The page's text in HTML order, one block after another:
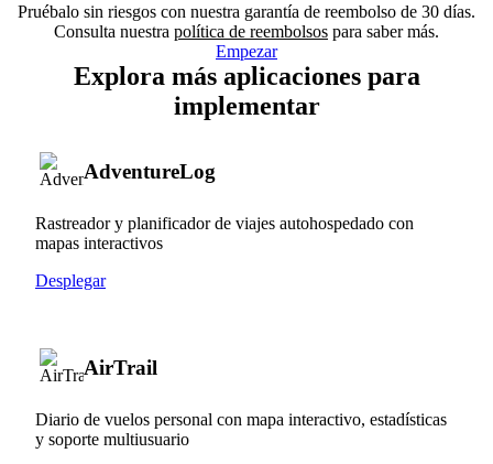
Pruébalo sin riesgos con nuestra garantía de reembolso de 30 días.
Consulta nuestra política de reembolsos para saber más.
Empezar
Explora más aplicaciones para
implementar
AdventureLog
Rastreador y planificador de viajes autohospedado con
mapas interactivos
Desplegar
AirTrail
Diario de vuelos personal con mapa interactivo, estadísticas
y soporte multiusuario